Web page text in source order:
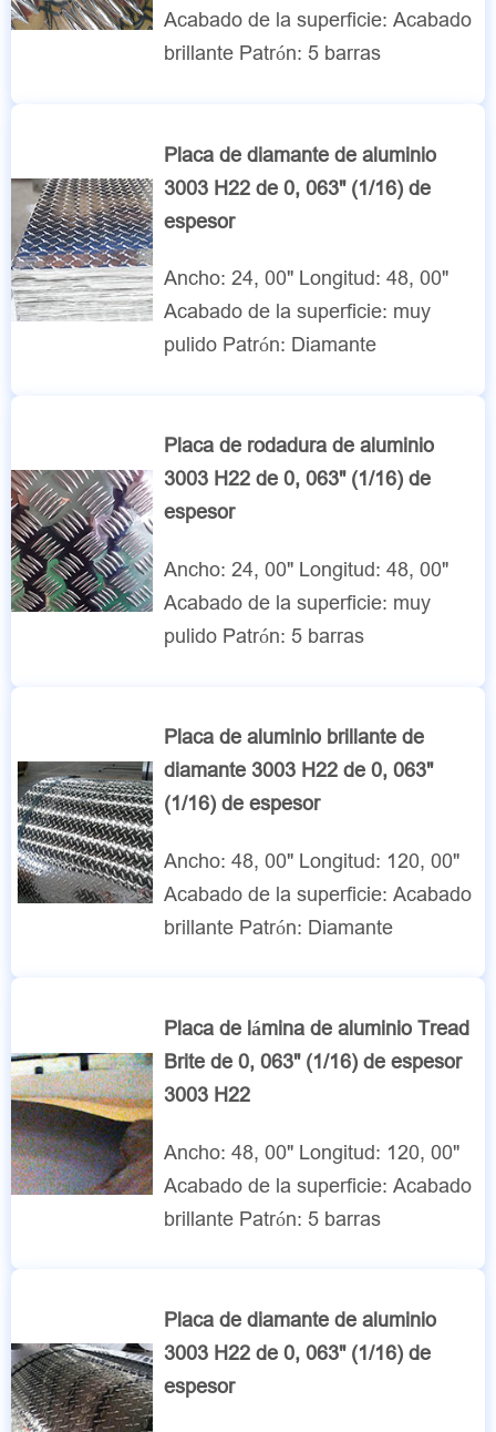
Acabado de la superficie: Acabado
brillante Patrón: 5 barras
Placa de diamante de aluminio
3003 H22 de 0, 063" (1/16) de
espesor
Ancho: 24, 00" Longitud: 48, 00"
Acabado de la superficie: muy
pulido Patrón: Diamante
Placa de rodadura de aluminio
3003 H22 de 0, 063" (1/16) de
espesor
Ancho: 24, 00" Longitud: 48, 00"
Acabado de la superficie: muy
pulido Patrón: 5 barras
Placa de aluminio brillante de
diamante 3003 H22 de 0, 063"
(1/16) de espesor
Ancho: 48, 00" Longitud: 120, 00"
Acabado de la superficie: Acabado
brillante Patrón: Diamante
Placa de lámina de aluminio Tread
Brite de 0, 063" (1/16) de espesor
3003 H22
Ancho: 48, 00" Longitud: 120, 00"
Acabado de la superficie: Acabado
brillante Patrón: 5 barras
Placa de diamante de aluminio
3003 H22 de 0, 063" (1/16) de
espesor